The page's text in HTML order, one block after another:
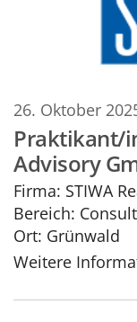
26. Oktober
Praktikant/
Advisory
Firma: STIWA
Bereich:
Ort: Grünwald
Weitere